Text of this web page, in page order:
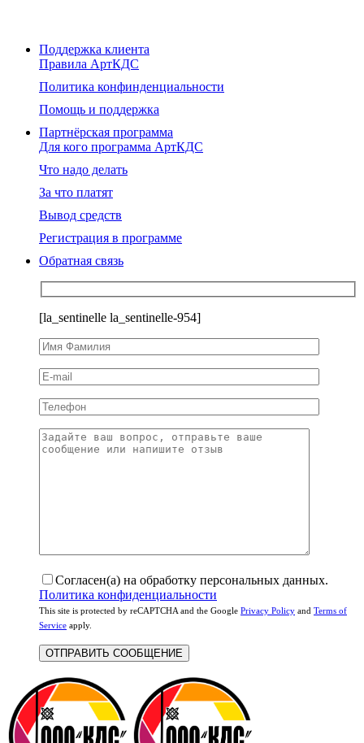
Поддержка клиента
Правила АртКДС
Политика конфинденциальности
Помощь и поддержка
Партнёрская программа
Для кого программа АртКДС
Что надо делать
За что платят
Вывод средств
Регистрация в программе
Обратная связь
[la_sentinelle la_sentinelle-954]
Согласен(а) на обработку персональных данных.
Политика конфиденциальности
This site is protected by reCAPTCHA and the Google Privacy Policy and Terms of
Service apply.